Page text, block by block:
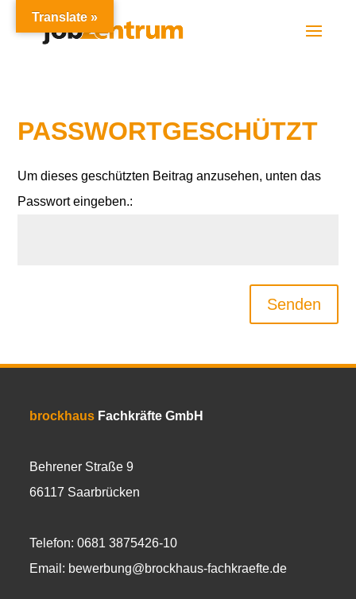
PASSWORTGESCHÜTZT
Um dieses geschützten Beitrag anzusehen, unten das
Passwort eingeben.:
Senden
brockhaus Fachkräfte GmbH
Behrener Straße 9
66117 Saarbrücken
Telefon: 0681 3875426-10
Email: bewerbung@brockhaus-fachkraefte.de
Translate »